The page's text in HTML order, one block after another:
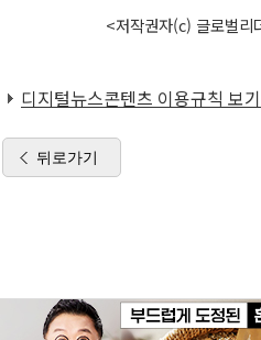
<저작권자(c) 글로벌
디지털뉴스콘텐츠 이용규칙 보기
뒤로가기